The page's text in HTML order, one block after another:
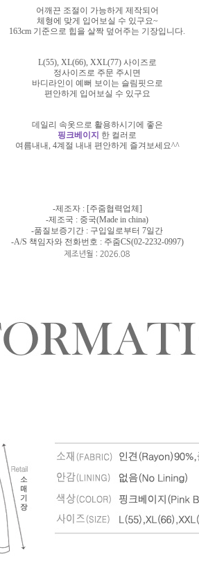
어깨끈 조절이 가능하게 제작되어
체형에 맞게 입어보실 수 있구요~
163cm 기준으로 힙을 살짝 덮어주는 기장입니다.
L(55), XL(66), XXL(77) 사이즈로
정사이즈로 주문 주시면
바디라인이 예뻐 보이는 슬림핏으로
편안하게 입어보실 수 있구요
데일리 속옷으로 활용하시기에 좋은
핑크베이지 한 컬러로
여름내내, 4계절 내내 편안하게 즐겨보세요^^
-제조자 : [주줌협력업체]
-제조국 : 중국(Made in china)
-품질보증기간 : 구입일로부터 7일간
-A/S 책임자와 전화번호 : 주줌CS(02-2232-0997)